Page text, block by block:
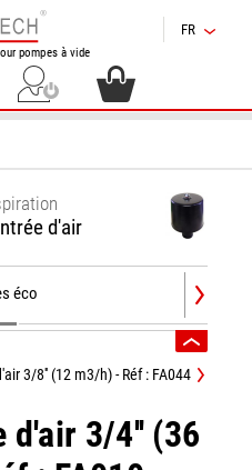
pompes à vide
FR
d'air
éco
d'air 3/4'' (36
3/8'' (12 m3/h) - Réf : FA044